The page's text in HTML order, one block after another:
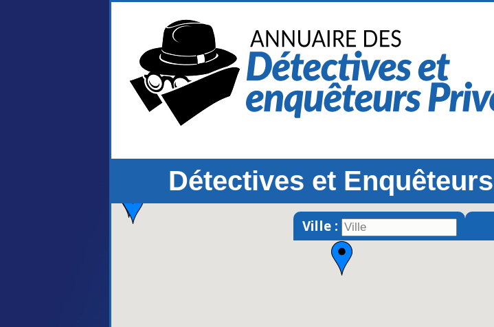
Détectives et
Ville :